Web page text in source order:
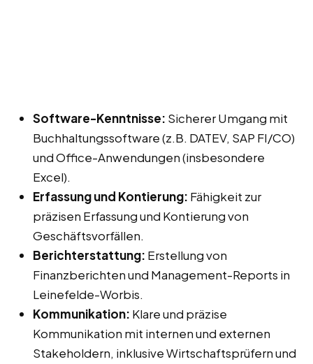
Software-Kenntnisse: Sicherer Umgang mit
Buchhaltungssoftware (z.B. DATEV, SAP FI/CO)
und Office-Anwendungen (insbesondere
Excel).
Erfassung und Kontierung: Fähigkeit zur
präzisen Erfassung und Kontierung von
Geschäftsvorfällen.
Berichterstattung: Erstellung von
Finanzberichten und Management-Reports in
Leinefelde-Worbis.
Kommunikation: Klare und präzise
Kommunikation mit internen und externen
Stakeholdern, inklusive Wirtschaftsprüfern und